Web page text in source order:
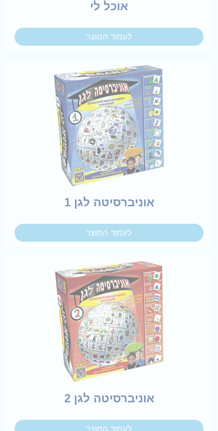
אוכל לי
לעמוד המוצר
אוניברסיטה לגן 1
לעמוד המוצר
אוניברסיטה לגן 2
לעמוד המוצר